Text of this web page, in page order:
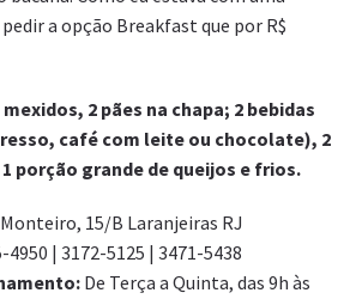
a opção Breakfast que por R$
2 pães na chapa; 2 bebidas
café com leite ou chocolate), 2
porção grande de queijos e frios.
15/B Laranjeiras RJ
4950 | 3172-5125 | 3471-5438
De Terça a Quinta, das 9h às